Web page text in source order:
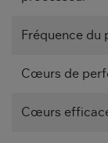
Fréquence du
Cœurs de
Cœurs